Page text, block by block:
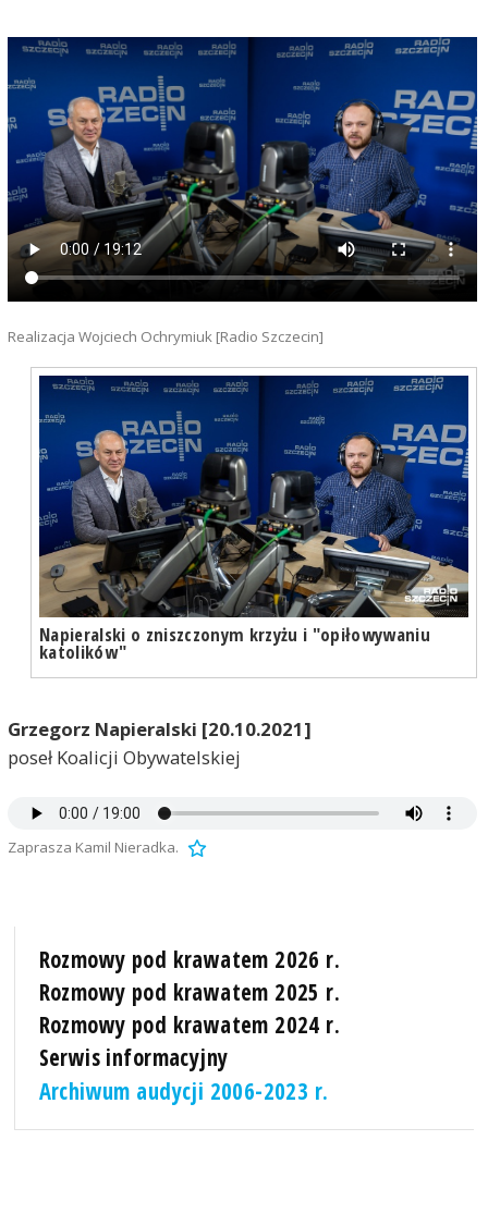
Realizacja Wojciech Ochrymiuk [Radio Szczecin]
Napieralski o zniszczonym krzyżu i "opiłowywaniu
katolików"
Grzegorz Napieralski [20.10.2021]
poseł Koalicji Obywatelskiej
Zaprasza Kamil Nieradka.
Rozmowy pod krawatem 2026 r.
Rozmowy pod krawatem 2025 r.
Rozmowy pod krawatem 2024 r.
Serwis informacyjny
Archiwum audycji 2006-2023 r.